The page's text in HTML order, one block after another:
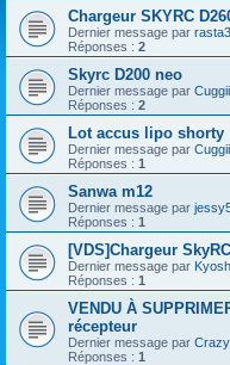
Chargeur SKYRC
Dernier message par
Réponses : 2
Skyrc D200 neo
Dernier message par Cuggii
Réponses : 2
Lot accus lipo shorty
Dernier message par Cuggii
Réponses : 1
Sanwa m12
Dernier message par
Réponses : 1
[VDS]Chargeur
Dernier message par
Réponses : 1
VENDU À
récepteur
Dernier message par
Réponses : 1